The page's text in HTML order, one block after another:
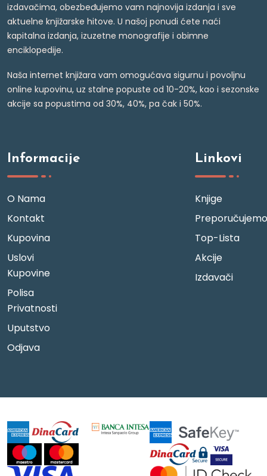
izdavačima, obezbeđujemo vam najnovija izdanja i sve
aktuelne knjižarske hitove. U našoj ponudi ćete naći
kapitalna izdanja, izuzetne monografije i obimne
enciklopedije.
Naša internet knjižara vam omogućava sigurnu i povoljnu
online kupovinu, uz stalne popuste od 10-20%, kao i sezonske
akcije sa popustima od 30%, 40%, pa čak i 50%.
Informacije
O Nama
Kontakt
Kupovina
Uslovi
Kupovine
Polisa
Privatnosti
Uputstvo
Odjava
Linkovi
Knjige
Preporučujemo
Top-Lista
Akcije
Izdavači